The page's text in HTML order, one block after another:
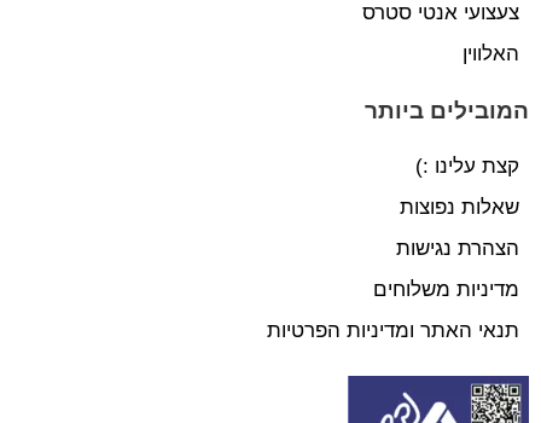
צעצועי אנטי סטרס
האלווין
המובילים ביותר
קצת עלינו :)
שאלות נפוצות
הצהרת נגישות
מדיניות משלוחים
תנאי האתר ומדיניות הפרטיות